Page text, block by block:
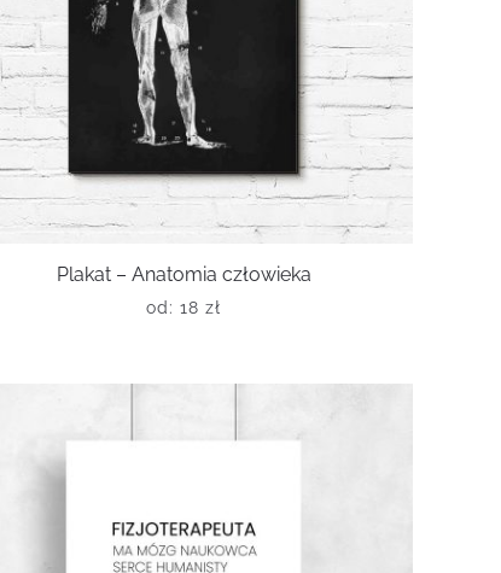
Plakat – Anatomia człowieka
od:18zł